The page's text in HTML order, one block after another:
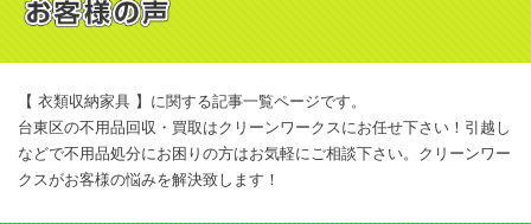
【 衣類収納家具 】に関する記事一覧ページです。
台東区の不用品回収・買取はクリーンワークスにお任せ下さい！引越し
などで不用品処分にお困りの方はお気軽にご相談下さい。クリーンワー
クスがお客様の悩みを解決致します！